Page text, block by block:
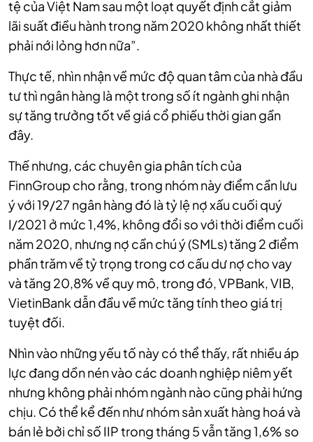
tệ của Việt Nam sau một loạt quyết định cắt giảm
lãi suất điều hành trong năm 2020 không nhất thiết
phải nới lỏng hơn nữa”.
Thực tế, nhìn nhận về mức độ quan tâm của nhà đầu
tư thì ngân hàng là một trong số ít ngành ghi nhận
sự tăng trưởng tốt về giá cổ phiếu thời gian gần
đây.
Thế nhưng, các chuyên gia phân tích của
FinnGroup cho rằng, trong nhóm này điểm cần lưu
ý với 19/27 ngân hàng đó là tỷ lệ nợ xấu cuối quý
I/2021 ở mức 1,4%, không đổi so với thời điểm cuối
năm 2020, nhưng nợ cần chú ý (SMLs) tăng 2 điểm
phần trăm về tỷ trọng trong cơ cấu dư nợ cho vay
và tăng 20,8% về quy mô, trong đó, VPBank, VIB,
VietinBank dẫn đầu về mức tăng tính theo giá trị
tuyệt đối.
Nhìn vào những yếu tố này có thể thấy, rất nhiều áp
lực đang dồn nén vào các doanh nghiệp niêm yết
nhưng không phải nhóm ngành nào cũng phải hứng
chịu. Có thể kể đến như nhóm sản xuất hàng hoá và
bán lẻ bởi chỉ số IIP trong tháng 5 vẫn tăng 1,6% so